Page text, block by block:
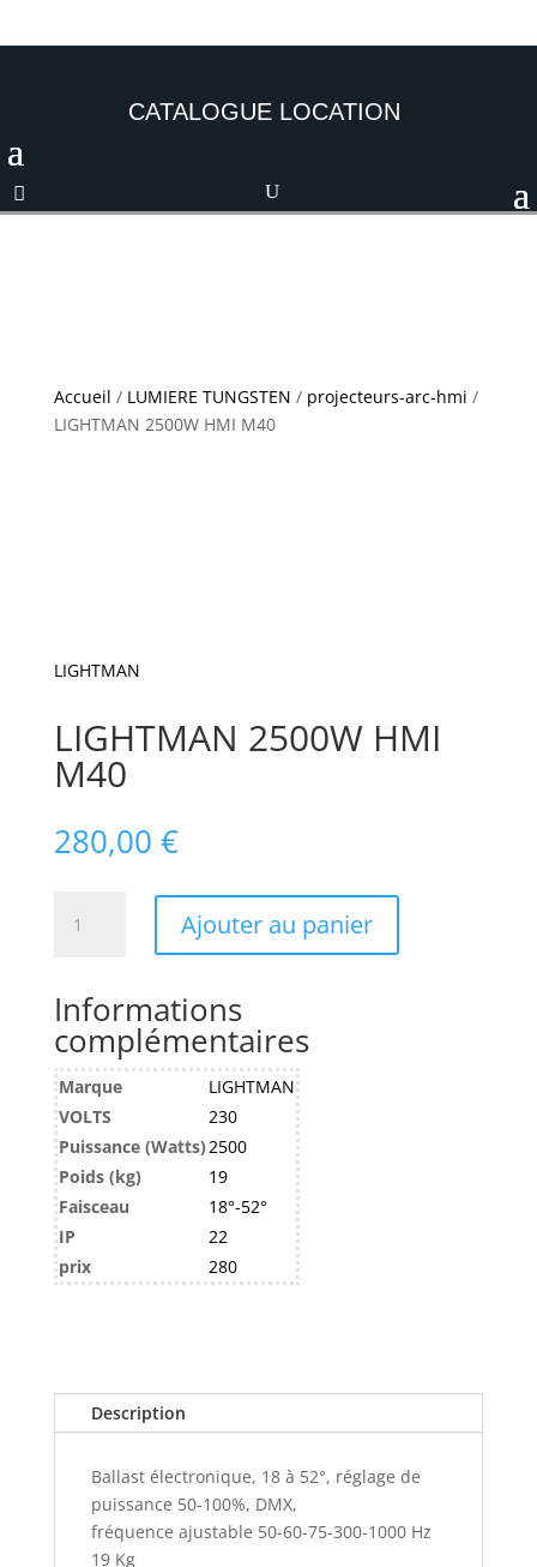
CATALOGUE LOCATION
Accueil / LUMIERE TUNGSTEN / projecteurs-arc-hmi /
LIGHTMAN 2500W HMI M40
LIGHTMAN
LIGHTMAN 2500W HMI
M40
280,00 €
HMI
M40
Ajouter au panier
Informations
complémentaires
Marque
LIGHTMAN
VOLTS
230
Puissance (Watts)2500
Poids (kg)
19
Faisceau
18°-52°
IP
22
prix
280
Description
Ballast électronique, 18 à 52°, réglage de
puissance 50-100%, DMX,
fréquence ajustable 50-60-75-300-1000 Hz
19 Kg